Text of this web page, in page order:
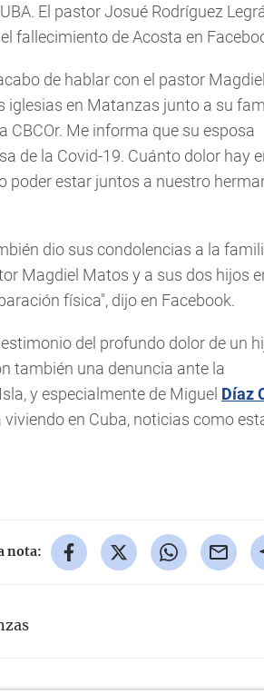
El pastor Josué Rodríguez
fallecimiento de Acosta en
de hablar con el pastor Magdiel
en Matanzas junto a su
CBCOr. Me informa que su esposa
de la Covid-19. Cuánto dolor hay
poder estar juntos a nuestro
dio sus condolencias a la
Magdiel Matos y a sus dos hijos
física", dijo en Facebook.
del profundo dolor de un
también una denuncia ante la
y especialmente de Miguel Díaz
en Cuba, noticias como
nota: